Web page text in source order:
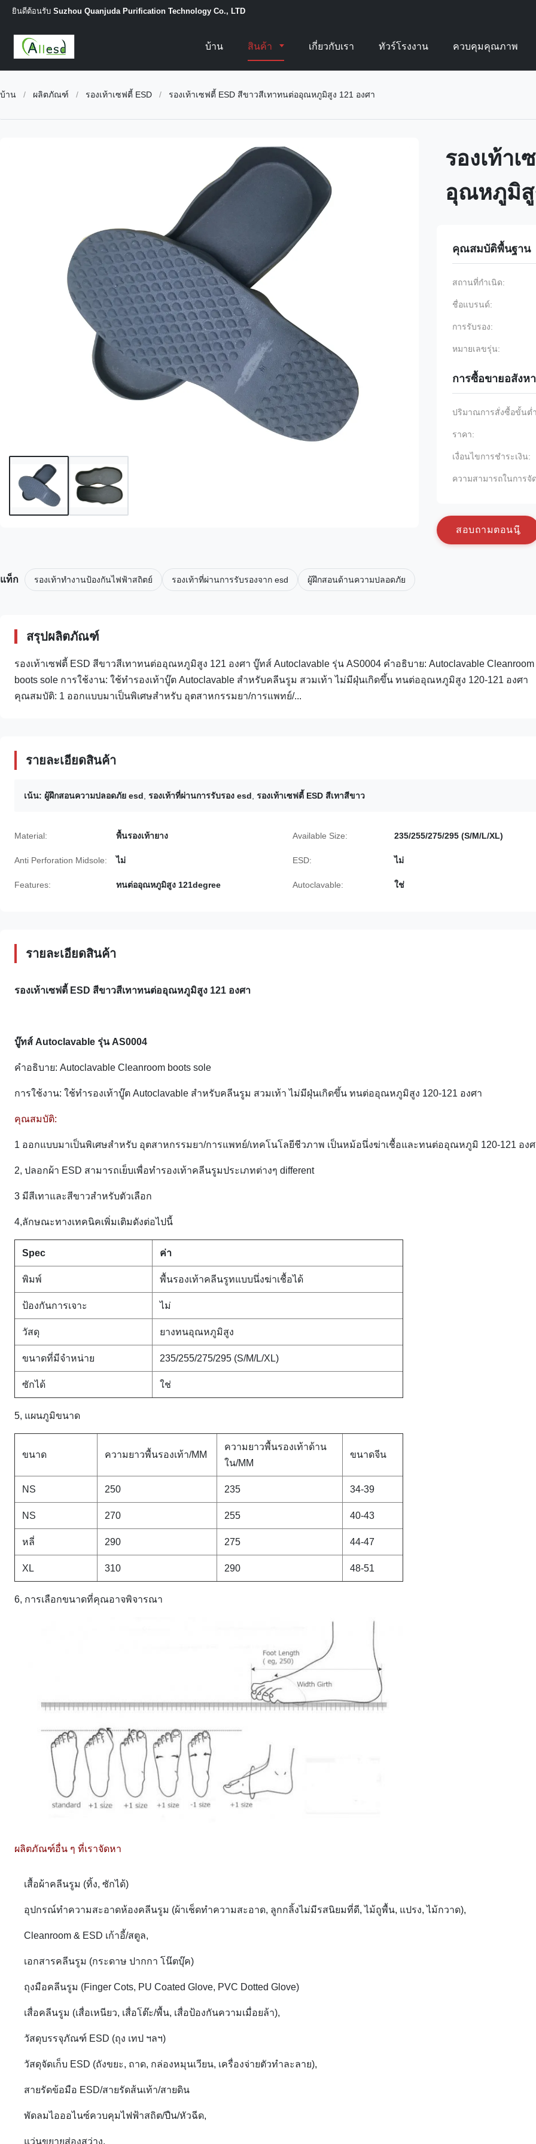
ยินดีต้อนรับ Suzhou Quanjuda Purification Technology Co., LTD
บ้าน สินค้า เกี่ยวกับเรา ทัวร์โรงงาน ควบคุมคุณภาพ
บ้าน / ผลิตภัณฑ์ / รองเท้าเซฟตี้ ESD / รองเท้าเซฟตี้ ESD สีขาวสีเทาทนต่ออุณหภูมิสูง 121 องศา
รองเท้า
อุณหภูมิสู
คุณสมบัติพื้นฐาน
สถานที่กำเนิด:
ชื่อแบรนด์:
การรับรอง:
หมายเลขรุ่น:
การซื้อขายอสังห
ปริมาณการสั่งซื้อขั้นต่
ราคา:
เงื่อนไขการชำระเงิน:
ความสามารถในการจั
สอบถามตอนน
แท็ก รองเท้าทำงานป้องกันไฟฟ้าสถิตย์ รองเท้าที่ผ่านการรับรองจาก esd ผู้ฝึกสอนด้านความปลอดภัย
สรุปผลิตภัณฑ์
รองเท้าเซฟตี้ ESD สีขาวสีเทาทนต่ออุณหภูมิสูง 121 องศา บู๊ทส์ Autoclavable รุ่น AS0004 คำอธิบาย: Autoclavable Cleanroom
boots sole การใช้งาน: ใช้ทำรองเท้าบู๊ต Autoclavable สำหรับคลีนรูม สวมเท้า ไม่มีฝุ่นเกิดขึ้น ทนต่ออุณหภูมิสูง 120-121 องศา
คุณสมบัติ: 1 ออกแบบมาเป็นพิเศษสำหรับ อุตสาหกรรมยา/การแพทย์/...
รายละเอียดสินค้า
เน้น: ผู้ฝึกสอนความปลอดภัย esd รองเท้าที่ผ่านการรับรอง esd รองเท้าเซฟตี้ ESD สีเทาสีขาว
Material: พื้นรองเท้ายาง Available Size: 235/255/275/295 (S/M/L/XL)
Anti Perforation Midsole: ไม่ ESD: ไม่
Features: ทนต่ออุณหภูมิสูง 121degree Autoclavable: ใช่
รายละเอียดสินค้า
รองเท้าเซฟตี้ ESD สีขาวสีเทาทนต่ออุณหภูมิสูง 121 องศา
บู๊ทส์ Autoclavable รุ่น AS0004
คำอธิบาย: Autoclavable Cleanroom boots sole
การใช้งาน: ใช้ทำรองเท้าบู๊ต Autoclavable สำหรับคลีนรูม สวมเท้า ไม่มีฝุ่นเกิดขึ้น ทนต่ออุณหภูมิสูง 120-121 องศา
คุณสมบัติ:
1 ออกแบบมาเป็นพิเศษสำหรับ อุตสาหกรรมยา/การแพทย์/เทคโนโลยีชีวภาพ เป็นหม้อนึ่งฆ่าเชื้อและทนต่ออุณหภูมิ 120-121 อง
2, ปลอกผ้า ESD สามารถเย็บเพื่อทำรองเท้าคลีนรูมประเภทต่างๆ different
3 มีสีเทาและสีขาวสำหรับตัวเลือก
4,ลักษณะทางเทคนิคเพิ่มเติมดังต่อไปนี้
Spec ค่า
พิมพ์ พื้นรองเท้าคลีนรูทแบบนึ่งฆ่าเชื้อได้
ป้องกันการเจาะ ไม่
วัสดุ ยางทนอุณหภูมิสูง
ขนาดที่มีจำหน่าย 235/255/275/295 (S/M/L/XL)
ซักได้ ใช่
5, แผนภูมิขนาด
ขนาด ความยาวพื้นรองเท้า/MM
ความยาวพื้นรองเท้าด้าน
ใน/MM
ขนาดจีน
NS 250 235 34-39
NS 270 255 40-43
หลี่ 290 275 44-47
XL 310 290 48-51
6, การเลือกขนาดที่คุณอาจพิจารณา
ผลิตภัณฑ์อื่น ๆ ที่เราจัดหา
เสื้อผ้าคลีนรูม (ทิ้ง, ซักได้)
อุปกรณ์ทำความสะอาดห้องคลีนรูม (ผ้าเช็ดทำความสะอาด, ลูกกลิ้งไม่มีรสนิยมที่ดี, ไม้ถูพื้น, แปรง, ไม้กวาด),
Cleanroom & ESD เก้าอี้/สตูล,
เอกสารคลีนรูม (กระดาษ ปากกา โน๊ตบุ๊ค)
ถุงมือคลีนรูม (Finger Cots, PU Coated Glove, PVC Dotted Glove)
เสื่อคลีนรูม (เสื่อเหนียว, เสื่อโต๊ะ/พื้น, เสื่อป้องกันความเมื่อยล้า),
วัสดุบรรจุภัณฑ์ ESD (ถุง เทป ฯลฯ)
วัสดุจัดเก็บ ESD (ถังขยะ, ถาด, กล่องหมุนเวียน, เครื่องจ่ายตัวทำละลาย),
สายรัดข้อมือ ESD/สายรัดส้นเท้า/สายดิน
พัดลมไอออไนซ์ควบคุมไฟฟ้าสถิต/ปืน/หัวฉีด,
แว่นขยายส่องสว่าง,